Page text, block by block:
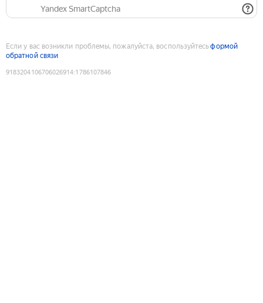
Yandex SmartCaptcha
Если у вас возникли проблемы, пожалуйста, воспользуйтесьформой
обратной связи
9183204106706026914:1786107846